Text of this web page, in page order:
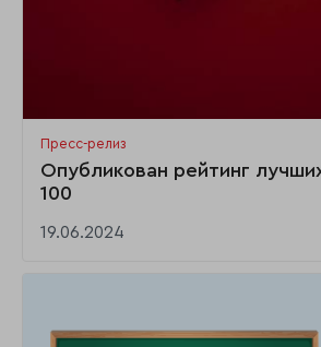
Пресс-релиз
Опубликован рейтинг
100
19.06.2024